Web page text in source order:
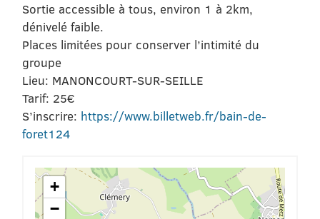
Sortie accessible à tous, environ 1 à 2km,
dénivelé faible.
Places limitées pour conserver l’intimité du
groupe
Lieu: MANONCOURT-SUR-SEILLE
Tarif: 25€
S’inscrire: https://www.billetweb.fr/bain-de-
foret124
+
−